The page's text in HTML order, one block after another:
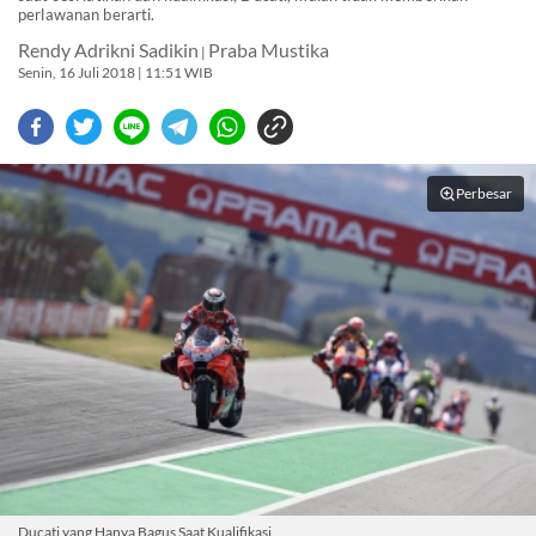
perlawanan berarti.
Rendy Adrikni Sadikin | Praba Mustika
Senin, 16 Juli 2018 | 11:51 WIB
Perbesar
Ducati yang Hanya Bagus Saat Kualifikasi